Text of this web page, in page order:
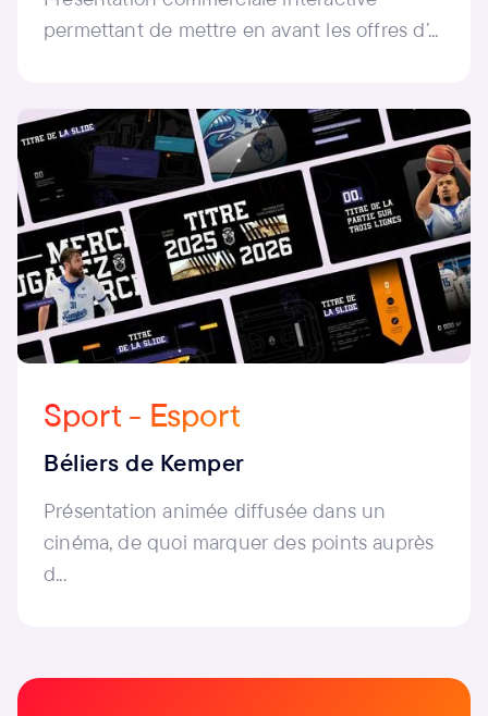
permettant de mettre en avant les offres d’...
Sport - Esport
Béliers de Kemper
Présentation animée diffusée dans un
cinéma, de quoi marquer des points auprès
d...